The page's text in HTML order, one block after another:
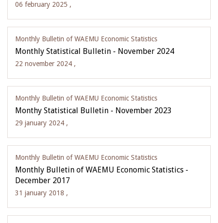
06 february 2025 ,
Monthly Bulletin of WAEMU Economic Statistics
Monthly Statistical Bulletin - November 2024
22 november 2024 ,
Monthly Bulletin of WAEMU Economic Statistics
Monthy Statistical Bulletin - November 2023
29 january 2024 ,
Monthly Bulletin of WAEMU Economic Statistics
Monthly Bulletin of WAEMU Economic Statistics -
December 2017
31 january 2018 ,